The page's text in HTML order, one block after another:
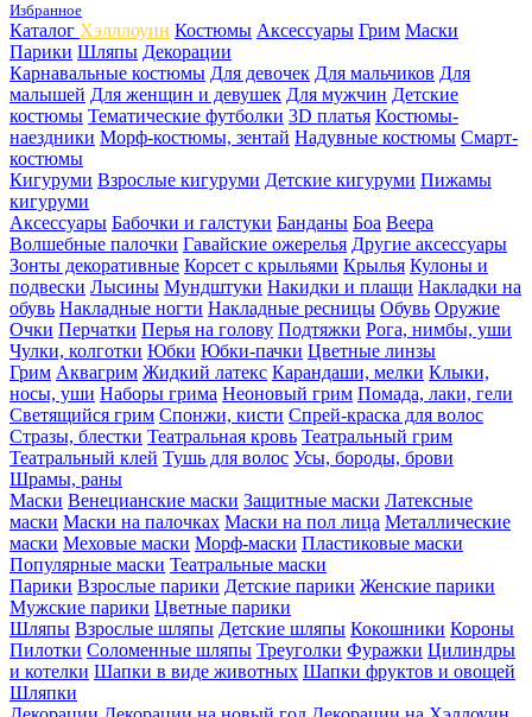
Избранное
Каталог Хэлллоуин Костюмы Аксессуары Грим Маски
Парики Шляпы Декорации
Карнавальные костюмы Для девочек Для мальчиков Для
малышей Для женщин и девушек Для мужчин Детские
костюмы Тематические футболки 3D платья Костюмы-
наездники Морф-костюмы, зентай Надувные костюмы Смарт-
костюмы
Кигуруми Взрослые кигуруми Детские кигуруми Пижамы
кигуруми
Аксессуары Бабочки и галстуки Банданы Боа Веера
Волшебные палочки Гавайские ожерелья Другие аксессуары
Зонты декоративные Корсет с крыльями Крылья Кулоны и
подвески Лысины Мундштуки Накидки и плащи Накладки на
обувь Накладные ногти Накладные ресницы Обувь Оружие
Очки Перчатки Перья на голову Подтяжки Рога, нимбы, уши
Чулки, колготки Юбки Юбки-пачки Цветные линзы
Грим Аквагрим Жидкий латекс Карандаши, мелки Клыки,
носы, уши Наборы грима Неоновый грим Помада, лаки, гели
Светящийся грим Спонжи, кисти Спрей-краска для волос
Стразы, блестки Театральная кровь Театральный грим
Театральный клей Тушь для волос Усы, бороды, брови
Шрамы, раны
Маски Венецианские маски Защитные маски Латексные
маски Маски на палочках Маски на пол лица Металлические
маски Меховые маски Морф-маски Пластиковые маски
Популярные маски Театральные маски
Парики Взрослые парики Детские парики Женские парики
Мужские парики Цветные парики
Шляпы Взрослые шляпы Детские шляпы Кокошники Короны
Пилотки Соломенные шляпы Треуголки Фуражки Цилиндры
и котелки Шапки в виде животных Шапки фруктов и овощей
Шляпки